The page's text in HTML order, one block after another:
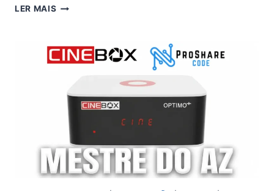
LER MAIS CINEBOX
ATUALIZAÇÃO
–